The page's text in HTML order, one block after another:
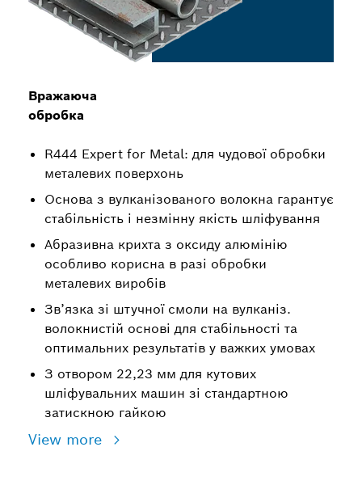
Вражаюча
обробка
R444 Expert for Metal: для чудової обробки
металевих поверхонь
Основа з вулканізованого волокна гарантує
стабільність і незмінну якість шліфування
Абразивна крихта з оксиду алюмінію
особливо корисна в разі обробки
металевих виробів
Зв’язка зі штучної смоли на вулканіз.
волокнистій основі для стабільності та
оптимальних результатів у важких умовах
З отвором 22,23 мм для кутових
шліфувальних машин зі стандартною
затискною гайкою
View more